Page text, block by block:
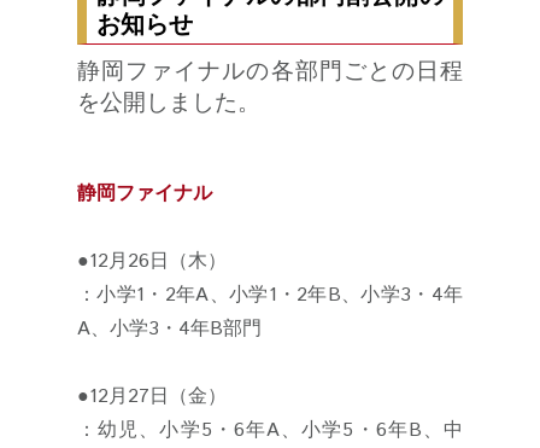
お知らせ
静岡ファイナルの各部門ごとの日程
を公開しました。
静岡ファイナル
●12月26日（木）
：小学1・2年A、小学1・2年B、小学3・4年
A、小学3・4年B部門
●12月27日（金）
：幼児、小学5・6年A、小学5・6年B、中